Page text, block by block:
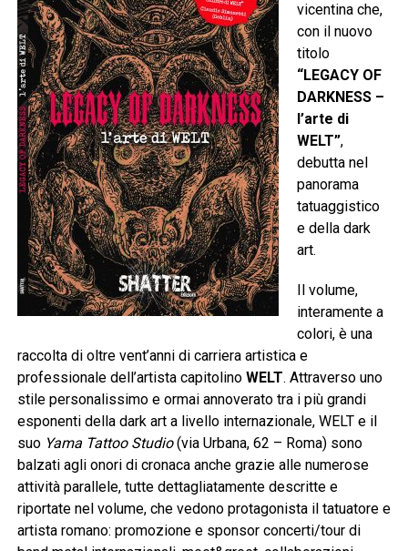
vicentina che,
con il nuovo
titolo
“LEGACY OF
DARKNESS –
l’arte di
WELT”,
debutta nel
panorama
tatuaggistico
e della dark
art.
Il volume,
interamente a
colori, è una
raccolta di oltre vent’anni di carriera artistica e
professionale dell’artista capitolino WELT. Attraverso uno
stile personalissimo e ormai annoverato tra i più grandi
esponenti della dark art a livello internazionale, WELT e il
suo Yama Tattoo Studio(via Urbana, 62 – Roma) sono
balzati agli onori di cronaca anche grazie alle numerose
attività parallele, tutte dettagliatamente descritte e
riportate nel volume, che vedono protagonista il tatuatore e
artista romano: promozione e sponsor concerti/tour di